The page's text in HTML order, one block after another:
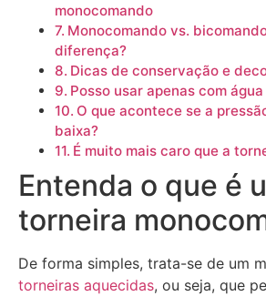
monocomando
Monocomando vs.
diferença?
Dicas de conservação e
Posso usar apenas com
O que acontece se a
baixa?
É muito mais caro que a
Entenda o que é
torneira
De forma simples, trata-se de um
torneiras aquecidas, ou seja, que